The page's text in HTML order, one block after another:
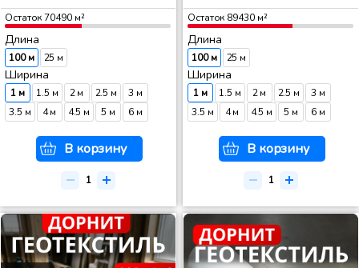
Остаток70490м²
Длина
100 м 25 м
Ширина
1 м 1.5 м 2 м 2.5 м
3 м
3.5 м
4 м 4.5 м 5 м 6 м
В корзину
Остаток 89430м²
Длина
100 м 25 м
Ширина
1 м 1.5 м 2 м 2.5 м
3 м
3.5 м
4 м 4.5 м 5 м 6 м
В корзину